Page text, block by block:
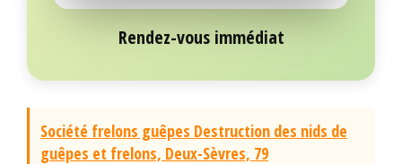
Rendez-vous immédiat
Société frelons guêpes Destruction des nids de
guêpes et frelons, Deux-Sèvres, 79